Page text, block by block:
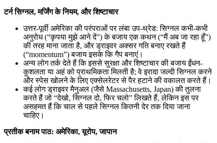
टर्न सिग्नल, मर्जिंग के नियम, और शिष्टाचार
उत्तर-पूर्वी अमेरिका की परंपराओं पर लंबा उप-थ्रेड: सिग्नल कभी-कभी
अनुरोध (“कृपया मुझे आने दें”) के बजाय एक कथन (“मैं अब जा रहा हूँ”)
की तरह माना जाता है, और ड्राइवर अक्सर गति बनाए रखते हैं
(“momentum”) बजाय इसके कि गैप बनाएं।
अन्य लोग तर्क देते हैं कि इससे सुरक्षा और शिष्टाचार की बजाय ईंधन-
कुशलता या अहं को प्राथमिकता मिलती है; वे इरादा जल्दी सिग्नल करने
और स्पेस खोलने के लिए एक्सेलरेटर से पैर हटाने की वकालत करते हैं।
कई लोग ड्राइवर मैनुअल (जैसे Massachusetts, Japan) की तुलना
करते हैं जो “देखो, सिग्नल दो, फिर चलो” लिखते हैं, लेकिन इस पर
असहमत हैं कि चाल से पहले सिग्नल कितनी देर तक दिया जाना
चाहिए।
प्रतीक बनाम पाठ: अमेरिका, यूरोप, जापान